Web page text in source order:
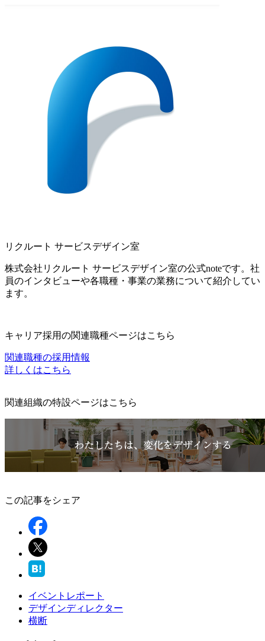
リクルート サービスデザイン室
株式会社リクルート サービスデザイン室の公式noteです。社
員のインタビューや各職種・事業の業務について紹介してい
ます。
キャリア採用の関連職種ページはこちら
関連職種の採用情報
詳しくはこちら
関連組織の特設ページはこちら
この記事をシェア
イベントレポート
デザインディレクター
横断